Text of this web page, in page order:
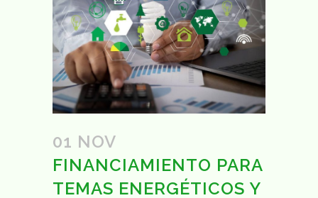
01 NOV
FINANCIAMIENTO PARA
TEMAS ENERGÉTICOS Y